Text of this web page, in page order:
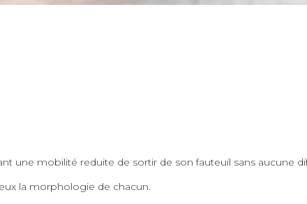
une mobilité reduite de sortir de son fauteuil sans aucune
la morphologie de chacun.